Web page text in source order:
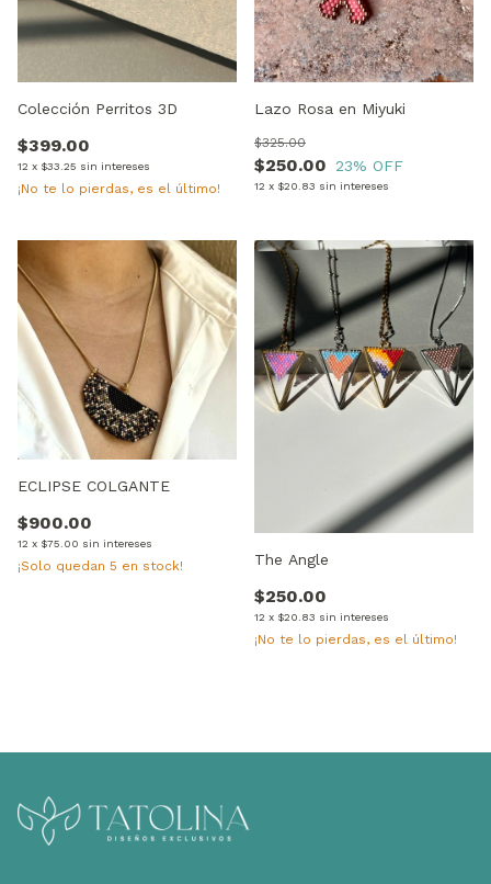
Colección Perritos 3D
$399.00
12 x $33.25 sin intereses
¡No te lo pierdas, es el último!
Lazo Rosa en Miyuki
$250.00
$325.00
23% OFF
12 x $20.83 sin intereses
ECLIPSE COLGANTE
$900.00
12 x $75.00 sin intereses
¡Solo quedan 5 en stock! The Angle
$250.00
12 x $20.83 sin intereses
¡No te lo pierdas, es el último!